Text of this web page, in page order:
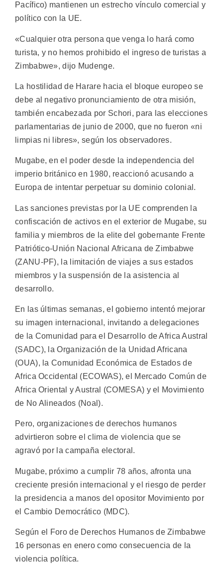
Pacífico) mantienen un estrecho vínculo comercial y
político con la UE.
«Cualquier otra persona que venga lo hará como
turista, y no hemos prohibido el ingreso de turistas a
Zimbabwe», dijo Mudenge.
La hostilidad de Harare hacia el bloque europeo se
debe al negativo pronunciamiento de otra misión,
también encabezada por Schori, para las elecciones
parlamentarias de junio de 2000, que no fueron «ni
limpias ni libres», según los observadores.
Mugabe, en el poder desde la independencia del
imperio británico en 1980, reaccionó acusando a
Europa de intentar perpetuar su dominio colonial.
Las sanciones previstas por la UE comprenden la
confiscación de activos en el exterior de Mugabe, su
familia y miembros de la elite del gobernante Frente
Patriótico-Unión Nacional Africana de Zimbabwe
(ZANU-PF), la limitación de viajes a sus estados
miembros y la suspensión de la asistencia al
desarrollo.
En las últimas semanas, el gobierno intentó mejorar
su imagen internacional, invitando a delegaciones
de la Comunidad para el Desarrollo de Africa Austral
(SADC), la Organización de la Unidad Africana
(OUA), la Comunidad Económica de Estados de
Africa Occidental (ECOWAS), el Mercado Común de
Africa Oriental y Austral (COMESA) y el Movimiento
de No Alineados (Noal).
Pero, organizaciones de derechos humanos
advirtieron sobre el clima de violencia que se
agravó por la campaña electoral.
Mugabe, próximo a cumplir 78 años, afronta una
creciente presión internacional y el riesgo de perder
la presidencia a manos del opositor Movimiento por
el Cambio Democrático (MDC).
Según el Foro de Derechos Humanos de Zimbabwe
16 personas en enero como consecuencia de la
violencia política.